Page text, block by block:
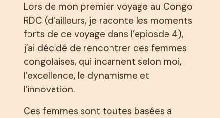
Lors de mon premier voyage au Congo
RDC (d’ailleurs, je raconte les moments
forts de ce voyage dans l’epiosde 4),
j’ai décidé de rencontrer des femmes
congolaises, qui incarnent selon moi,
l’excellence, le dynamisme et
l’innovation.
Ces femmes sont toutes basées a